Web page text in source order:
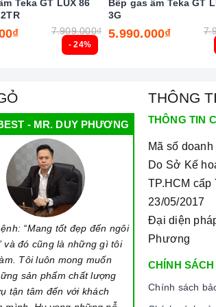
Chức năng ngắt
lưu ý khi sử dụng sản phẩm
chọn nồi nấu
có thể nấu được tất cả các nồi với nhiều chất
đáy nồi nhẵn và bằng phẳng, tránh những
sử dụng dụng cụ nấu ăn mỏng hoặc chất
dễ ảnh hưởng không tốt đến
nồi có đường kính đáy phù hợp với vùng
khoảng từ 10 - 35cm.
quá trình nấu
đọc hướng dẫn sử dụng kèm theo để biết
- 24%
Teka GT LUX 86
7.909.000₫
Bếp gas âm Teka GT
3G
5.990.000₫
- MR. DUY PHƯƠNG
“Mang tốt đẹp đến ngôi
và đó cũng là những gì tôi
Tôi luôn mong muốn
sản phẩm chất lượng
tận tâm đến với khách
THÔNG
THÔNG TIN
Mã số
Do Sở Kế
TP.HCM cấp
23/05/2017
Đại diện
Phương
CHÍNH
Chính sách